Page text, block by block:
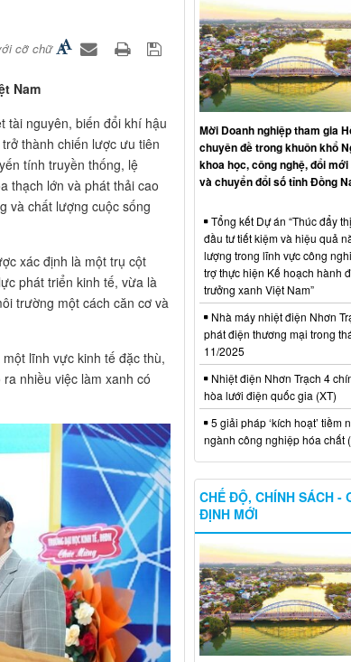
cỡ chữ
Nam
tài nguyên, biến đổi khí hậu
thành chiến lược ưu tiên
tính truyền thống, lệ
thạch lớn và phát thải cao
và chất lượng cuộc sống
xác định là một trụ cột
phát triển kinh tế, vừa là
trường một cách căn cơ và
lĩnh vực kinh tế đặc thù,
nhiều việc làm xanh có
Mời Doanh nghiệp tham gia
chuyên đề trong khuôn khổ
khoa học, công nghệ, đổi
và chuyển đổi số tỉnh Đồng
Tổng kết Dự án “Thúc đẩy
đầu tư tiết kiệm và hiệu quả
lượng trong lĩnh vực công
trợ thực hiện Kế hoạch hành
trưởng xanh Việt Nam”
Nhà máy nhiệt điện Nhơn
phát điện thương mại trong
11/2025
Nhiệt điện Nhơn Trạch 4
hòa lưới điện quốc gia (XT)
5 giải pháp ‘kích hoạt’ tiềm
ngành công nghiệp hóa chất
CHẾ ĐỘ, CHÍNH SÁCH -
ĐỊNH MỚI